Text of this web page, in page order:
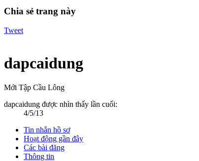
Chia sẻ trang này
Tweet
dapcaidung
Mới Tập Cầu Lông
dapcaidung được nhìn thấy lần cuối:
4/5/13
Tin nhắn hồ sơ
Hoạt động gần đây
Các bài đăng
Thông tin